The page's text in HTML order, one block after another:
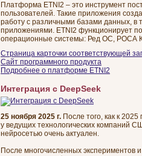
Платформа ETNI2 – это инструмент
пользователей. Такие приложения
работу с различными базами данных, в
приложениями. ETNI2 функционирует
операционные системы: Ред ОС, РОСА
Страница карточки соответствующей
Сайт программного продукта
Подробнее о платформе ETNI2
Интеграция с DeepSeek
25 ноября 2025 г. После того, как к
у ведущих технологических компаний
нейросетью очень актуален.
После многочисленных экспериментов